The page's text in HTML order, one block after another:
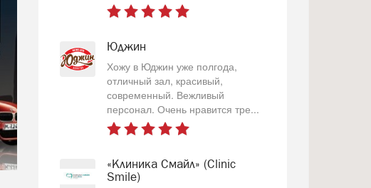
Юджин
Хожу в Юджин уже полгода,
отличный зал, красивый,
современный. Вежливый
персонал. Очень нравится тре...
«Клиника Смайл» (Clinic
Smile)